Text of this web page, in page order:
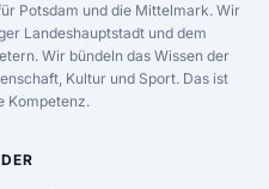
Potsdam und die Mittelmark. Wir
Landeshauptstadt und dem
Wir bündeln das Wissen der
Kultur und Sport. Das ist
Kompetenz.